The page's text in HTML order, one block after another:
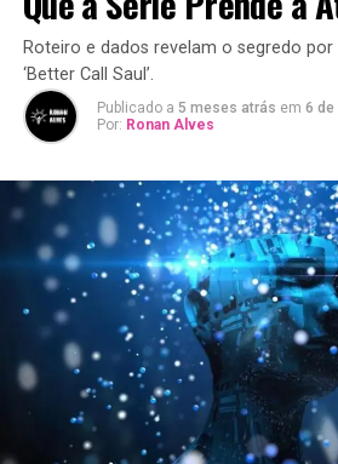
Roteiro e dados revelam o segredo
‘Better Call Saul’.
Publicado a 5 meses atrás em 6 de
Por: Ronan Alves